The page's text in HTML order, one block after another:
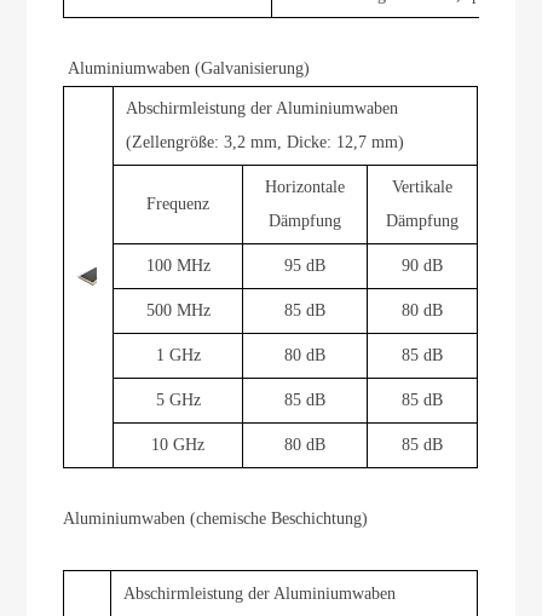
Aluminiumwaben (Galvanisierung)
Abschirmleistung der Aluminiumwaben
(Zellengröße: 3,2 mm, Dicke: 12,7 mm)
Frequenz
Horizontale
Dämpfung
Vertikale
Dämpfung
100 MHz 95 dB 90 dB
500 MHz 85 dB 80 dB
1 GHz 80 dB 85 dB
5 GHz 85 dB 85 dB
10 GHz 80 dB 85 dB
Aluminiumwaben (chemische Beschichtung)
Abschirmleistung der Aluminiumwaben